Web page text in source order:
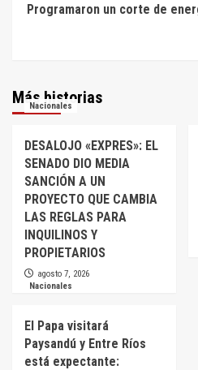
Programaron un corte de
Más historias
Nacionales
DESALOJO «EXPRES»: EL
SENADO DIO MEDIA
SANCIÓN A UN
PROYECTO QUE CAMBIA
LAS REGLAS PARA
INQUILINOS Y
PROPIETARIOS
agosto 7, 2026
Nacionales
El Papa visitará
Paysandú y Entre Ríos
está expectante: